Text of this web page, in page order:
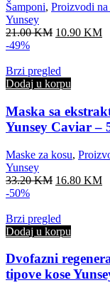
Šamponi, Proizvodi
Yunsey
21.00KM Original
21.00 KM.
10.90 KM
-49%
Brzi pregled
Dodaj u korpu
Maska sa
Yunsey Caviar –
Maske za kosu,
Yunsey
33.20KM Original
33.20 KM.
16.80 KM
-50%
Brzi pregled
Dodaj u korpu
Dvofazni
tipove kose